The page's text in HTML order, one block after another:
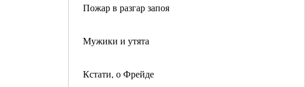
Пожар в разгар запоя
Мужики и утята
Кстати, о Фрейде